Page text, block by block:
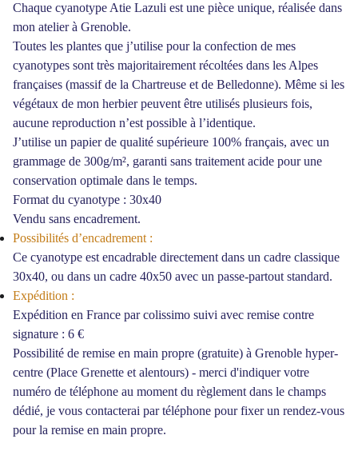
Chaque cyanotype Atie Lazuli est une pièce unique, réalisée dans
mon atelier à Grenoble.
Toutes les plantes que j’utilise pour la confection de mes
cyanotypes sont très majoritairement récoltées dans les Alpes
françaises (massif de la Chartreuse et de Belledonne). Même si les
végétaux de mon herbier peuvent être utilisés plusieurs fois,
aucune reproduction n’est possible à l’identique.
J’utilise un papier de qualité supérieure 100% français, avec un
grammage de 300g/m², garanti sans traitement acide pour une
conservation optimale dans le temps.
Format du cyanotype : 30x40
Vendu sans encadrement.
Possibilités d’encadrement :
Ce cyanotype est encadrable directement dans un cadre classique
30x40, ou dans un cadre 40x50 avec un passe-partout standard.
Expédition :
Expédition en France par colissimo suivi avec remise contre
signature : 6 €
Possibilité de remise en main propre (gratuite) à Grenoble hyper-
centre (Place Grenette et alentours) - merci d'indiquer votre
numéro de téléphone au moment du règlement dans le champs
dédié, je vous contacterai par téléphone pour fixer un rendez-vous
pour la remise en main propre.